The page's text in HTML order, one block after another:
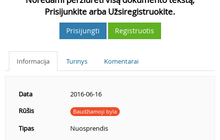
Prisijunkite arba Užsiregistruokite.
Prisijungti Registruotis
Informacija Turinys Komentarai
Data
2016-06-16
Rūšis
Baudžiamoji byla
Tipas
Nuosprendis